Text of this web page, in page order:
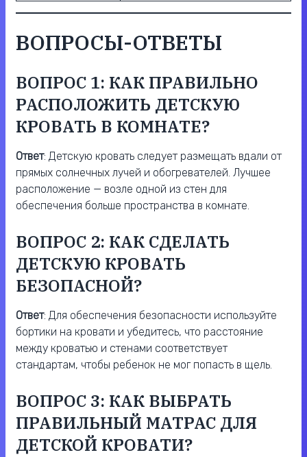
ВОПРОСЫ-ОТВЕТЫ
ВОПРОС 1: КАК ПРАВИЛЬНО
РАСПОЛОЖИТЬ ДЕТСКУЮ
КРОВАТЬ В КОМНАТЕ?
Ответ: Детскую кровать следует размещать вдали от
прямых солнечных лучей и обогревателей. Лучшее
расположение — возле одной из стен для
обеспечения больше пространства в комнате.
ВОПРОС 2: КАК СДЕЛАТЬ
ДЕТСКУЮ КРОВАТЬ
БЕЗОПАСНОЙ?
Ответ: Для обеспечения безопасности используйте
бортики на кровати и убедитесь, что расстояние
между кроватью и стенами соответствует
стандартам, чтобы ребенок не мог попасть в щель.
ВОПРОС 3: КАК ВЫБРАТЬ
ПРАВИЛЬНЫЙ МАТРАС ДЛЯ
ДЕТСКОЙ КРОВАТИ?